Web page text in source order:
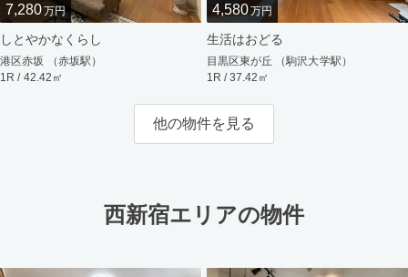
7,280万円
しとやかなくらし
港区赤坂 （赤坂駅）
1R / 42.42㎡
4,580万円
生活はおどる
目黒区東が丘 （駒沢大学駅）
1R / 37.42㎡
他の物件を見る
西新宿エリアの物件